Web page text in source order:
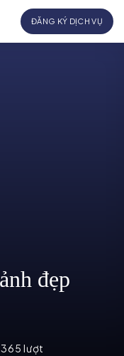
ĐĂNG KÝ DỊCH VỤ
đẹp
365 lượt